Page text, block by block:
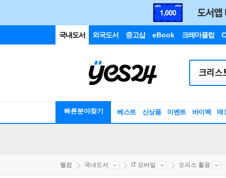
국내도서 외국도서 중고샵 eBook 크레마클럽
빠른분야찾기 베스트 신상품 이벤트 바이백 매
웰컴 국내도서 IT 모바일 오피스 활용